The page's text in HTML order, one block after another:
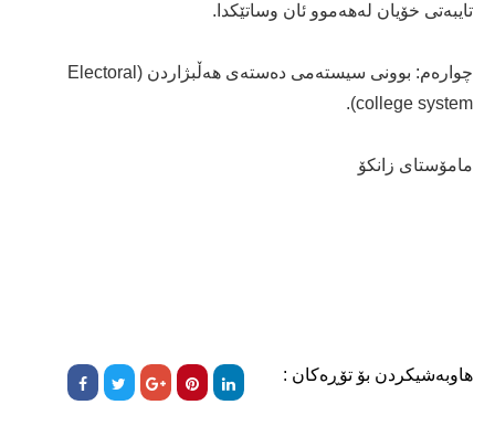
تایبه‌تى خۆیان له‌هه‌موو ئان وساتێكدا.
چواره‌م: بوونى سیستەمى ده‌سته‌ى هه‌ڵبژاردن (Electoral
college system).
مامۆستاى زانكۆ
هاوبەشیکردن بۆ تۆڕەکان :